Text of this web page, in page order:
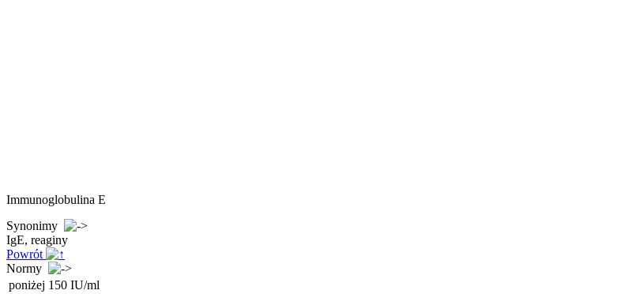
Immunoglobulina E
Synonimy
IgE, reaginy
Powrót
Normy
poniżej 150 IU/ml